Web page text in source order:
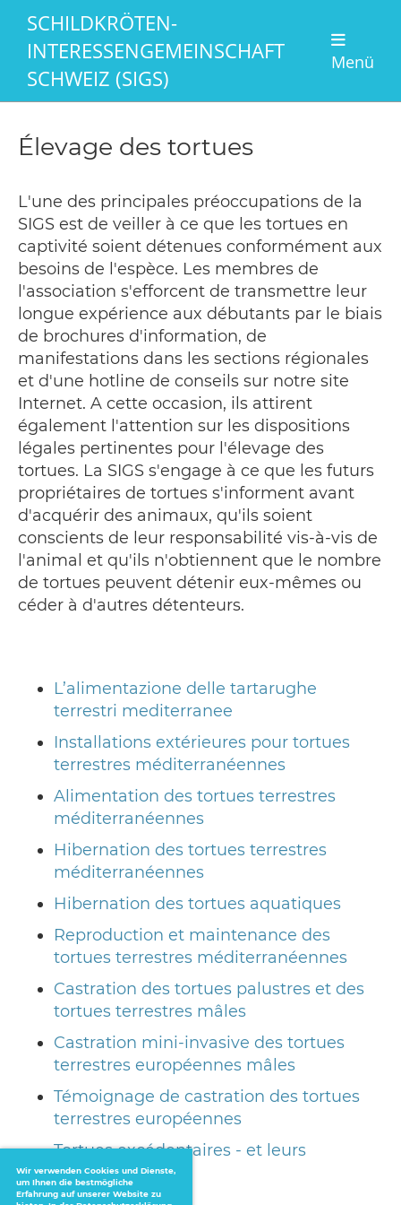
Wir verwenden Cookies und Dienste,
um Ihnen die bestmögliche
Erfahrung auf unserer Website zu
SCHILDKRÖTEN-
INTERESSENGEMEINSCHAFT
SCHWEIZ (SIGS)
Menü
Élevage des tortues
L'une des principales préoccupations de la
SIGS est de veiller à ce que les tortues en
captivité soient détenues conformément aux
besoins de l'espèce. Les membres de
l'association s'efforcent de transmettre leur
longue expérience aux débutants par le biais
de brochures d'information, de
manifestations dans les sections régionales
et d'une hotline de conseils sur notre site
Internet. A cette occasion, ils attirent
également l'attention sur les dispositions
légales pertinentes pour l'élevage des
tortues. La SIGS s'engage à ce que les futurs
propriétaires de tortues s'informent avant
d'acquérir des animaux, qu'ils soient
conscients de leur responsabilité vis-à-vis de
l'animal et qu'ils n'obtiennent que le nombre
de tortues peuvent détenir eux-mêmes ou
céder à d'autres détenteurs.
L’alimentazione delle tartarughe
terrestri mediterranee
Installations extérieures pour tortues
terrestres méditerranéennes
Alimentation des tortues terrestres
méditerranéennes
Hibernation des tortues terrestres
méditerranéennes
Hibernation des tortues aquatiques
Reproduction et maintenance des
tortues terrestres méditerranéennes
Castration des tortues palustres et des
tortues terrestres mâles
Castration mini-invasive des tortues
terrestres européennes mâles
Témoignage de castration des tortues
terrestres européennes
Tortues excédentaires - et leurs
maintenances